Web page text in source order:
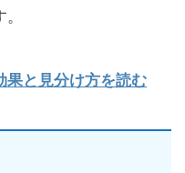
果と見分け方を読む